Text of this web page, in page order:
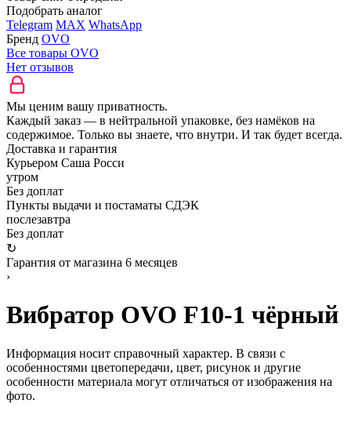
Подобрать аналог
Telegram MAX WhatsApp
Бренд OVO
Все товары OVO
Нет отзывов
Мы ценим вашу приватность.
Каждый заказ — в нейтральной упаковке, без намёков на
содержимое. Только вы знаете, что внутри. И так будет всегда.
Доставка и гарантия
Курьером Саша Росси
утром
Без доплат
Пункты выдачи и постаматы СДЭК
послезавтра
Без доплат
↻
Гарантия от магазина 6 месяцев
›
Вибратор OVO F10-1 чёрный
Информация носит справочный характер. В связи с
особенностями цветопередачи, цвет, рисунок и другие
особенности материала могут отличаться от изображения на
фото.